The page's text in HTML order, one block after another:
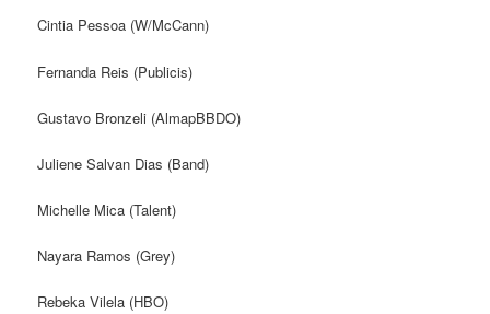
Cintia Pessoa (W/McCann)
Fernanda Reis (Publicis)
Gustavo Bronzeli (AlmapBBDO)
Juliene Salvan Dias (Band)
Michelle Mica (Talent)
Nayara Ramos (Grey)
Rebeka Vilela (HBO)